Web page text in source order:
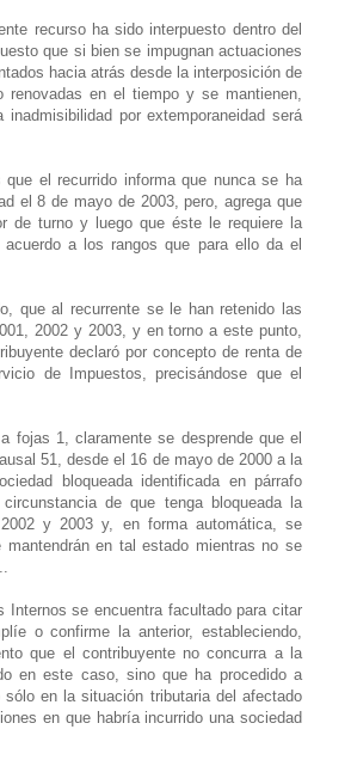
recurso ha sido interpuesto dentro del
que si bien se impugnan actuaciones
hacia atrás desde la interposición de
en el tiempo y se mantienen,
por extemporaneidad será
el recurrido informa que nunca se ha
el 8 de mayo de 2003, pero, agrega que
de turno y luego que éste le requiere la
a los rangos que para ello da el
que al recurrente se le han retenido las
2002 y 2003, y en torno a este punto,
declaró por concepto de renta de
de Impuestos, precisándose que el
fojas 1, claramente se desprende que el
51, desde el 16 de mayo de 2000 a la
bloqueada identificada en párrafo
de que tenga bloqueada la
y 2003 y, en forma automática, se
en tal estado mientras no se
se encuentra facultado para citar
o confirme la anterior, estableciendo,
que el contribuyente no concurra a la
en este caso, sino que ha procedido a
en la situación tributaria del afectado
en que habría incurrido una sociedad